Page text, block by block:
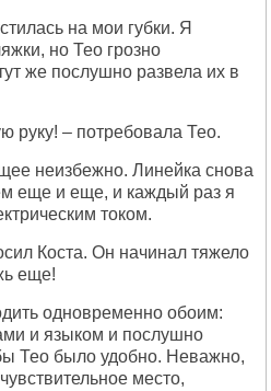
на мои губки. Я
но Тео грозно
же послушно развела их в
руку! – потребовала Тео.
неизбежно. Линейка снова
еще и еще, и каждый раз я
током.
Коста. Он начинал тяжело
еще!
одновременно обоим:
и языком и послушно
Тео было удобно. Неважно,
место,